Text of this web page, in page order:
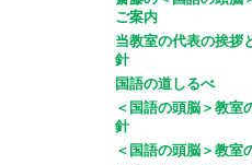
ご案内
当教室の代表の挨拶
針
国語の道しるべ
＜国語の頭脳＞教室
針
＜国語の頭脳＞教室